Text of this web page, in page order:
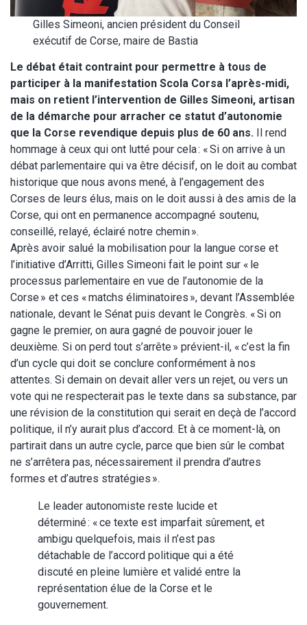
Gilles Simeoni, ancien président du Conseil
exécutif de Corse, maire de Bastia
Le débat était contraint pour permettre à tous de
participer à la manifestation Scola Corsa l’après-midi,
mais on retient l’intervention de Gilles Simeoni, artisan
de la démarche pour arracher ce statut d’autonomie
que la Corse revendique depuis plus de 60 ans. Il rend
hommage à ceux qui ont lutté pour cela : « Si on arrive à un
débat parlementaire qui va être décisif, on le doit au combat
historique que nous avons mené, à l’engagement des
Corses de leurs élus, mais on le doit aussi à des amis de la
Corse, qui ont en permanence accompagné soutenu,
conseillé, relayé, éclairé notre chemin ».
Après avoir salué la mobilisation pour la langue corse et
l’initiative d’Arritti, Gilles Simeoni fait le point sur « le
processus parlementaire en vue de l’autonomie de la
Corse » et ces « matchs éliminatoires », devant l’Assemblée
nationale, devant le Sénat puis devant le Congrès. « Si on
gagne le premier, on aura gagné de pouvoir jouer le
deuxième. Si on perd tout s’arrête » prévient-il, « c’est la fin
d’un cycle qui doit se conclure conformément à nos
attentes. Si demain on devait aller vers un rejet, ou vers un
vote qui ne respecterait pas le texte dans sa substance, par
une révision de la constitution qui serait en deçà de l’accord
politique, il n’y aurait plus d’accord. Et à ce moment-là, on
partirait dans un autre cycle, parce que bien sûr le combat
ne s’arrêtera pas, nécessairement il prendra d’autres
formes et d’autres stratégies ».
Le leader autonomiste reste lucide et
déterminé : « ce texte est imparfait sûrement, et
ambigu quelquefois, mais il n’est pas
détachable de l’accord politique qui a été
discuté en pleine lumière et validé entre la
représentation élue de la Corse et le
gouvernement.